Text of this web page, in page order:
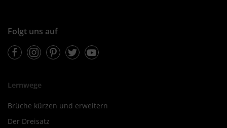
Folgt uns auf
FacebookInstagramPinterestTwitterYoutube
Lernwege
Brüche kürzen und erweitern
Der Dreisatz